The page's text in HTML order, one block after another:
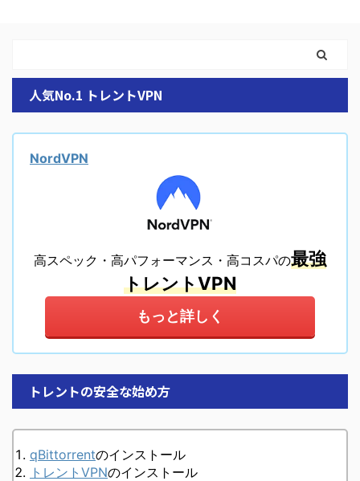
人気No.1 トレントVPN
NordVPN
高スペック・高パフォーマンス・高コスパの最強
トレントVPN
もっと詳しく
トレントの安全な始め方
qBittorrentのインストール
トレントVPNのインストール